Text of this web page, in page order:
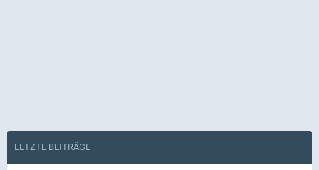
LETZTE BEITRÄGE